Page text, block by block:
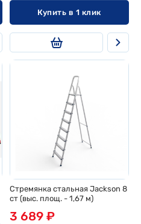
Купить в 1 клик
Стремянка стальная Jackson 8
ст (выс. площ. - 1,67 м)
3 689 ₽